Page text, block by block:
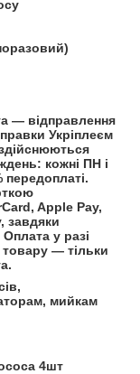
— відправлення
Укріплеєм
кожні ПН і
передоплаті.
Apple Pay,
завдяки
у разі
— тільки
мийкам
4шт